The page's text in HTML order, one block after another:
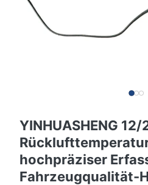
YINHUASHENG 12/
hochpräziser
Fahrzeugqualität-